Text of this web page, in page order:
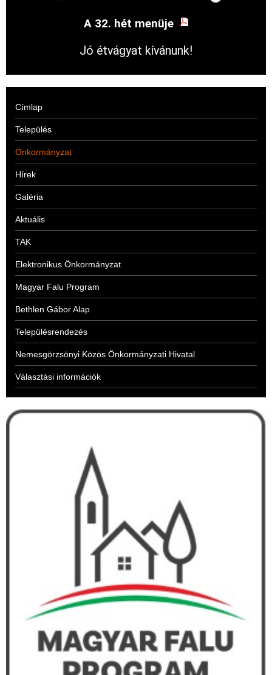
A 32. hét menüje
Jó étvágyat kívánunk!
Címlap
Település
Önkormányzat
Hírek
Galéria
Aktuális
TAK
Elektronikus Önkormányzat
Magyar Falu Program
Bethlen Gábor Alap
Településrendezés
Nemesgörzsönyi Közös Önkormányzati Hivatal
Választási információk